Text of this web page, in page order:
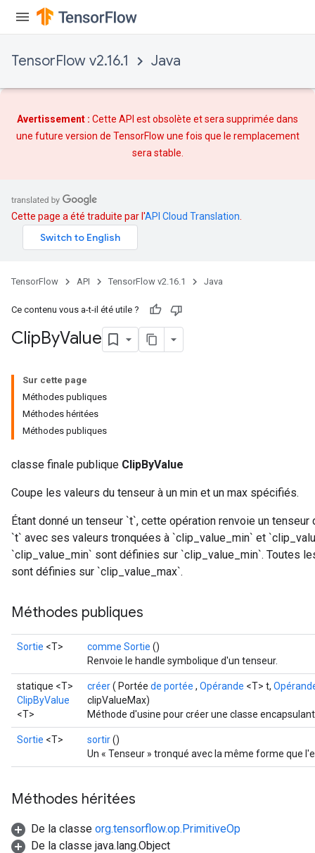
TensorFlow v2.16.1 Java
Avertissement : Cette API est obsolète et sera supprimée dans
une future version de TensorFlow une fois que le remplacement
sera stable.
Cette page a été traduite par l'API Cloud Translation
TensorFlow API TensorFlow v2.16.1 Java
Ce contenu vous a-t-il été utile ?
ClipByValue
Sur cette page
Méthodes publiques
Méthodes héritées
Méthodes publiques
classe finale publique ClipByValue
Coupe les valeurs du tenseur à un min et un max spécifiés.
Étant donné un tenseur `t`, cette opération renvoie un
`t` avec ses valeurs tronquées à `clip_value_min` et
`clip_value_min` sont définies sur `clip_value_min`. Toutes
sont définies sur `clip_value_max`.
Méthodes publiques
Sortie <T> comme Sortie ()
Renvoie le handle symbolique d'un tenseur.
statique <T>
ClipByValue
<T>
créer( Portée de portée , Opérande <T> t,
clipValueMax)
Méthode d'usine pour créer une classe
Sortie <T> sortir()
Un « Tenseur » tronqué avec la même forme que
Méthodes héritées
De la classe org.tensorflow.op.PrimitiveOp
De la classe java.lang.Object